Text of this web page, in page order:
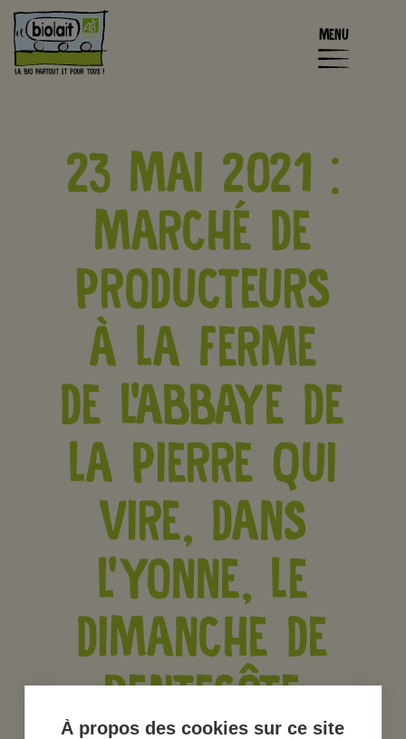
À propos des cookies sur ce site
MENU
23 MAI 2021 :
MARCHÉ DE
PRODUCTEURS
À LA FERME
DE L’ABBAYE DE
LA PIERRE QUI
VIRE, DANS
L’YONNE, LE
DIMANCHE DE
PENTECÔTE